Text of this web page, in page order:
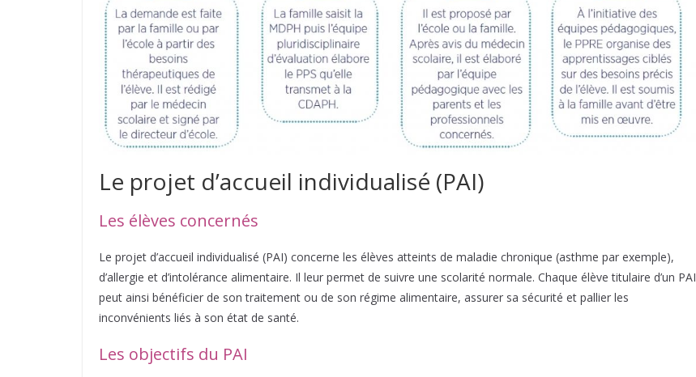
Le projet d’accueil individualisé (PAI)
Les élèves concernés
Le projet d’accueil individualisé (PAI) concerne les élèves atteints de maladie chronique (asthme par exemple),
d’allergie et d’intolérance alimentaire. Il leur permet de suivre une scolarité normale. Chaque élève titulaire d’un PAI
peut ainsi bénéficier de son traitement ou de son régime alimentaire, assurer sa sécurité et pallier les
inconvénients liés à son état de santé.
Les objectifs du PAI